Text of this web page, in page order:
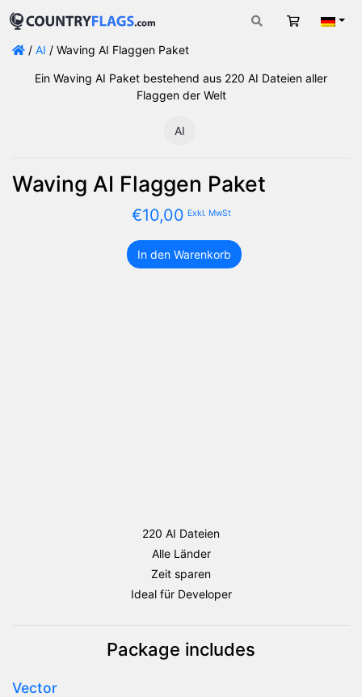
Warenkorb
/ AI / Waving AI Flaggen Paket
Ein Waving AI Paket bestehend aus 220 AI Dateien aller
Flaggen der Welt
AI
Waving AI Flaggen Paket
€10,00 Exkl. MwSt
Waving
In den Warenkorb
220 AI Dateien
Alle Länder
Zeit sparen
Ideal für Developer
Package includes
Vector